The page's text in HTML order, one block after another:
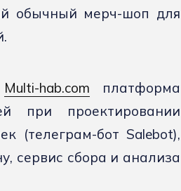
обычный мерч-шоп для
Multi-hab.com платформа
при проектировании
(телеграм-бот Salebot),
сервис сбора и анализа